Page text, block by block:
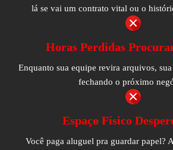
lá se vai um contrato vital ou o
Horas Perdidas
Enquanto sua equipe revira arquivos,
fechando o próximo
Espaço Físico
Você paga aluguel pra guardar papel?